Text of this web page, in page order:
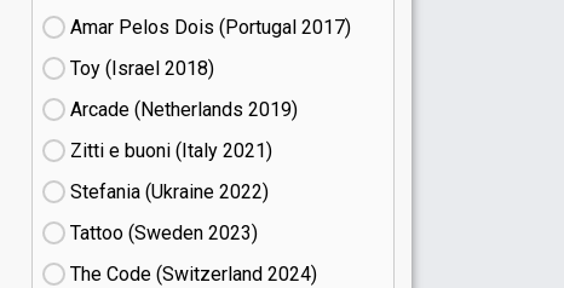
Amar Pelos Dois (Portugal
17)
Toy (Israel
18)
Arcade (Netherlands
19)
Zitti e buoni​ (Italy
21)
Stefania (Ukraine
22)
Tattoo (Sweden
23)
The Code (Switzerland
24)